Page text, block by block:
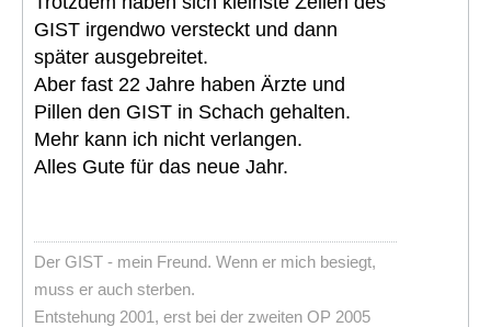
GIST irgendwo versteckt und dann
später ausgebreitet.
Aber fast 22 Jahre haben Ärzte und
Pillen den GIST in Schach gehalten.
Mehr kann ich nicht verlangen.
Alles Gute für das neue Jahr.
Der GIST - mein Freund. Wenn er mich besiegt,
muss er auch sterben.
Entstehung 2001, erst bei der zweiten OP 2005